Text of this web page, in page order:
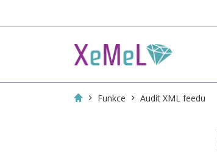
Funkce Audit XML feedu